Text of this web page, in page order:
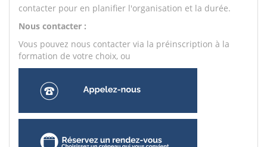
contacter pour en planifier l'organisation et la durée.
Nous contacter :
Vous pouvez nous contacter via la préinscription à la
formation de votre choix, ou